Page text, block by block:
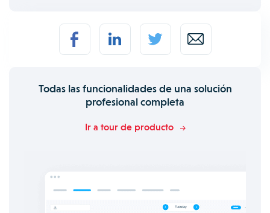
Todas las funcionalidades de una solución
profesional completa
Ir a tour de producto